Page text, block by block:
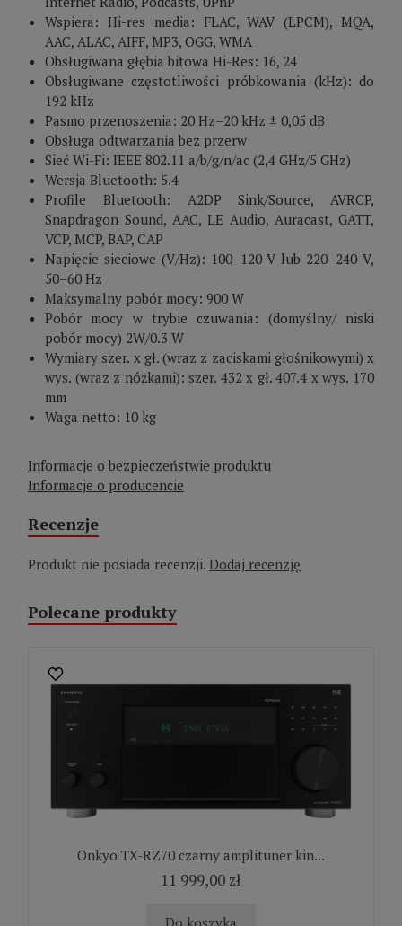
Wspiera: Hi-res media: FLAC, WAV (LPCM), MQA,
AAC, ALAC, AIFF, MP3, OGG, WMA
Obsługiwana głębia bitowa Hi-Res: 16, 24
Obsługiwane częstotliwości próbkowania (kHz): do
192 kHz
Pasmo przenoszenia: 20 Hz–20 kHz ± 0,05 dB
Obsługa odtwarzania bez przerw
Sieć Wi-Fi: IEEE 802.11 a/b/g/n/ac (2,4 GHz/5 GHz)
Wersja Bluetooth: 5.4
Profile Bluetooth: A2DP Sink/Source, AVRCP,
Snapdragon Sound, AAC, LE Audio, Auracast, GATT,
VCP, MCP, BAP, CAP
Napięcie sieciowe (V/Hz): 100–120 V lub 220–240 V,
50–60 Hz
Maksymalny pobór mocy: 900 W
Pobór mocy w trybie czuwania: (domyślny/ niski
pobór mocy) 2W/0.3 W
Wymiary szer. x gł. (wraz z zaciskami głośnikowymi) x
wys. (wraz z nóżkami): szer. 432 x gł. 407.4 x wys. 170
mm
Waga netto: 10 kg
Informacje o bezpieczeństwie produktu
Informacje o producencie
Recenzje
Produkt nie posiada recenzji. Dodaj recenzję
Polecane produkty
Onkyo TX-RZ70 czarny amplituner kin...
11 999,00 zł
Do koszyka